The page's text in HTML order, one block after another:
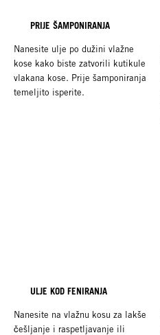
PRIJE ŠAMPONIRANJA
Nanesite ulje po dužini vlažne
kose kako biste zatvorili kutikule
vlakana kose. Prije šamponiranja
temeljito isperite.
ULJE KOD FENIRANJA
Nanesite na vlažnu kosu za lakše
češljanje i raspetljavanje ili